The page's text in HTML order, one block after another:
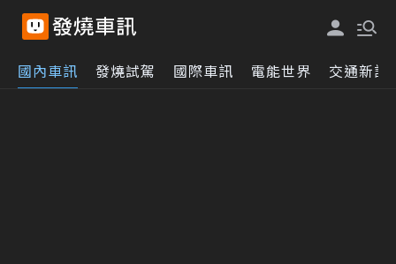
國內車訊 發燒試駕 國際車訊 電能世界 交通新訊